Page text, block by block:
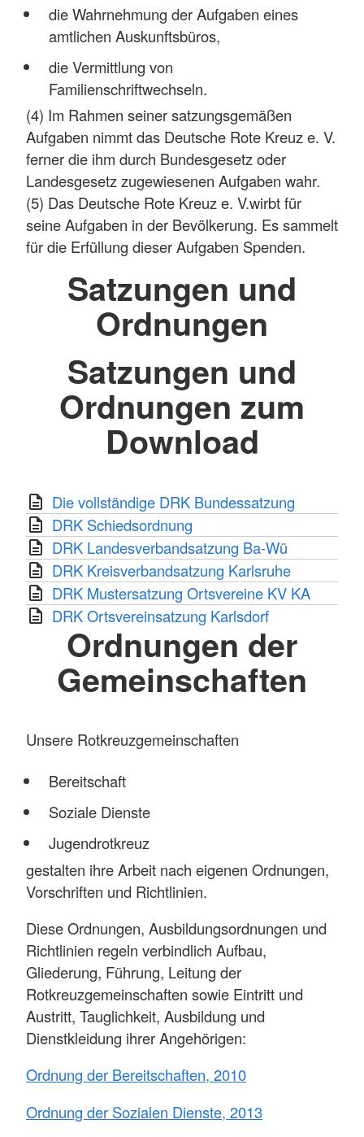
die Wahrnehmung der Aufgaben eines
amtlichen Auskunftsbüros,
die Vermittlung von
Familienschriftwechseln.
(4) Im Rahmen seiner satzungsgemäßen
Aufgaben nimmt das Deutsche Rote Kreuz e. V.
ferner die ihm durch Bundesgesetz oder
Landesgesetz zugewiesenen Aufgaben wahr.
(5) Das Deutsche Rote Kreuz e. V.wirbt für
seine Aufgaben in der Bevölkerung. Es sammelt
für die Erfüllung dieser Aufgaben Spenden.
Satzungen und
Ordnungen
Satzungen und
Ordnungen zum
Download
Die vollständige DRK Bundessatzung
DRK Schiedsordnung
DRK Landesverbandsatzung Ba-Wü
DRK Kreisverbandsatzung Karlsruhe
DRK Mustersatzung Ortsvereine KV KA
DRK Ortsvereinsatzung Karlsdorf
Ordnungen der
Gemeinschaften
Unsere Rotkreuzgemeinschaften
Bereitschaft
Soziale Dienste
Jugendrotkreuz
gestalten ihre Arbeit nach eigenen Ordnungen,
Vorschriften und Richtlinien.
Diese Ordnungen, Ausbildungsordnungen und
Richtlinien regeln verbindlich Aufbau,
Gliederung, Führung, Leitung der
Rotkreuzgemeinschaften sowie Eintritt und
Austritt, Tauglichkeit, Ausbildung und
Dienstkleidung ihrer Angehörigen:
Ordnung der Bereitschaften, 2010
Ordnung der Sozialen Dienste, 2013